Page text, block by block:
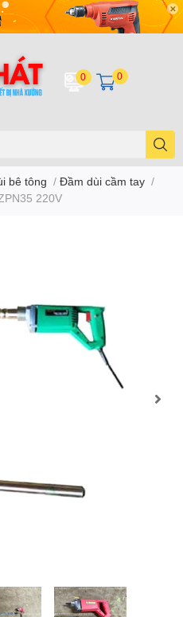
0 0
bê tông / Đầm dùi cầm tay /
220V